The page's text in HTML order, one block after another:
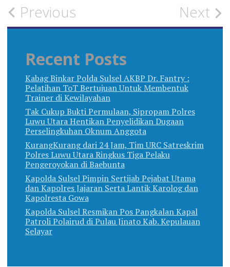
Post
navigation
Previous Next
Recent Posts
Kabag Binkar Polda Sulsel AKBP Dr. Fantry :
Pelatihan ToT Bertujuan Untuk Membentuk
Trainer di Kewilayahan
Tak Cukup Bukti Permulaan, Sipropam Polres
Luwu Utara Hentikan Penyelidikan Dugaan
Perselingkuhan Oknum Anggota
KurangKurang dari 24 Jam, Tim URC Satreskrim
Polres Luwu Utara Ringkus Tiga Pelaku
Pengeroyokan di Baebunta
Kapolda Sulsel Pimpin Sertijab Pejabat Utama
dan Kapolres Jajaran Serta Lantik Karolog dan
Kapolresta Gowa
Kapolda Sulsel Resmikan Pos Pangkalan Kapal
Patroli Polairud di Pulau Jinato Kab. Kepulauan
Selayar